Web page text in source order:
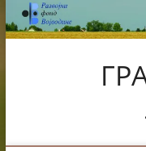
Skip
to
content